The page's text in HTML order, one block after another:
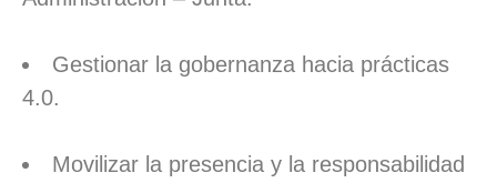
Gestionar la gobernanza hacia prácticas
4.0.
Movilizar la presencia y la responsabilidad